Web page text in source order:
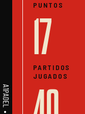
PUNTOS
17
PARTIDOS
JUGADOS